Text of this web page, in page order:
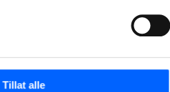
Tillat alle